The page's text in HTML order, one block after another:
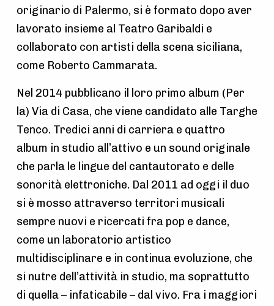
originario di Palermo, si è formato dopo aver
lavorato insieme al Teatro Garibaldi e
collaborato con artisti della scena siciliana,
come Roberto Cammarata.
Nel 2014 pubblicano il loro primo album (Per
la) Via di Casa, che viene candidato alle Targhe
Tenco. Tredici anni di carriera e quattro
album in studio all’attivo e un sound originale
che parla le lingue del cantautorato e delle
sonorità elettroniche. Dal 2011 ad oggi il duo
si è mosso attraverso territori musicali
sempre nuovi e ricercati fra pop e dance,
come un laboratorio artistico
multidisciplinare e in continua evoluzione, che
si nutre dell’attività in studio, ma soprattutto
di quella – infaticabile – dal vivo. Fra i maggiori